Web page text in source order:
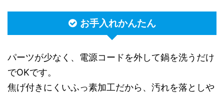
お手入れかんたん
パーツが少なく、電源コードを外して鍋を洗うだけ
でOKです。
焦げ付きにくいふっ素加工だから、汚れを落としや